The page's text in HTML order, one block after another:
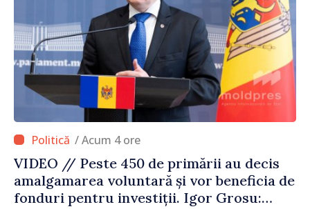
/ Acum 4 ore
VIDEO // Peste 450 de primării au decis
amalgamarea voluntară și vor beneficia de
fonduri pentru investiții. Igor Grosu: